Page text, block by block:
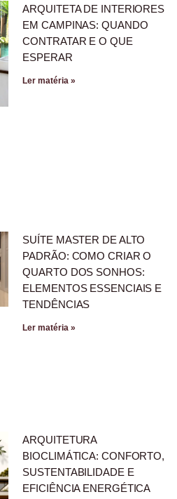
ARQUITETA DE INTERIORES
EM CAMPINAS: QUANDO
CONTRATAR E O QUE
ESPERAR
Ler matéria »
SUÍTE MASTER DE ALTO
PADRÃO: COMO CRIAR O
QUARTO DOS SONHOS:
ELEMENTOS ESSENCIAIS E
TENDÊNCIAS
Ler matéria »
ARQUITETURA
BIOCLIMÁTICA: CONFORTO,
SUSTENTABILIDADE E
EFICIÊNCIA ENERGÉTICA